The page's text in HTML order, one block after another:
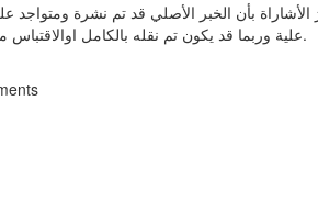
الأشاراة بأن الخبر الأصلي قد تم نشرة
علية وربما قد يكون تم نقله بالكامل اوالاقتباس منه ويمكنك قراءة ومتابعة مستجدادت هذا الخبر من مصدره الاساسي.